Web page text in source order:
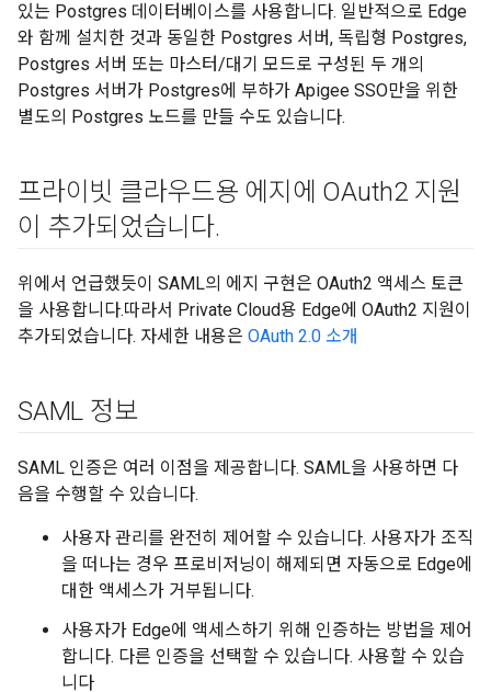
있는 Postgres 데이터베이스를 사용합니다. 일반적으로 Edge
와 함께 설치한 것과 동일한 Postgres 서버, 독립형 Postgres,
Postgres 서버 또는 마스터/대기 모드로 구성된 두 개의
Postgres 서버가 Postgres에 부하가 Apigee SSO만을 위한
별도의 Postgres 노드를 만들 수도 있습니다.
프라이빗 클라우드용 에지에 OAuth2 지원
이 추가되었습니다.
위에서 언급했듯이 SAML의 에지 구현은 OAuth2 액세스 토큰
을 사용합니다.따라서 Private Cloud용 Edge에 OAuth2 지원이
추가되었습니다. 자세한 내용은 OAuth 2.0 소개
SAML 정보
SAML 인증은 여러 이점을 제공합니다. SAML을 사용하면 다
음을 수행할 수 있습니다.
사용자 관리를 완전히 제어할 수 있습니다. 사용자가 조직
을 떠나는 경우 프로비저닝이 해제되면 자동으로 Edge에
대한 액세스가 거부됩니다.
사용자가 Edge에 액세스하기 위해 인증하는 방법을 제어
합니다. 다른 인증을 선택할 수 있습니다. 사용할 수 있습
니다